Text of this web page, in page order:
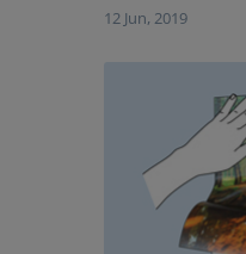
12 Jun, 2019